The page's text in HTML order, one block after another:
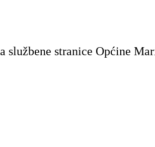
službene stranice Općine